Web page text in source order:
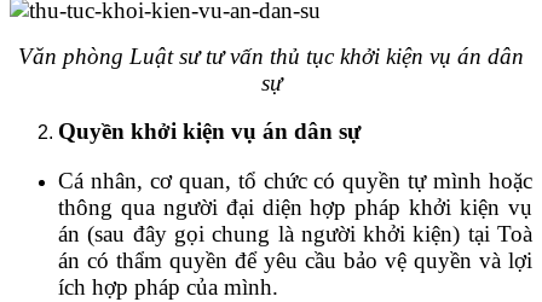
Văn phòng Luật sư tư vấn thủ tục khởi kiện vụ án dân
sự
Quyền khởi kiện vụ án dân sự
Cá nhân, cơ quan, tổ chức có quyền tự mình hoặc
thông qua người đại diện hợp pháp khởi kiện vụ
án (sau đây gọi chung là người khởi kiện) tại Toà
án có thẩm quyền để yêu cầu bảo vệ quyền và lợi
ích hợp pháp của mình.